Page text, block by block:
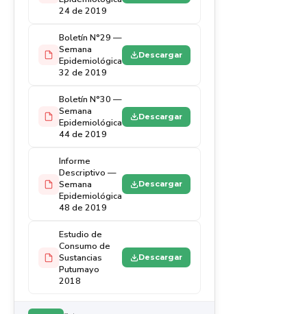
24 de 2019
Boletín N°29 —
Semana
Epidemiológica
32 de 2019
Descargar
Boletín N°30 —
Semana
Epidemiológica
44 de 2019
Descargar
Informe
Descriptivo —
Semana
Epidemiológica
48 de 2019
Descargar
Estudio de
Consumo de
Sustancias
Putumayo
2018
Descargar